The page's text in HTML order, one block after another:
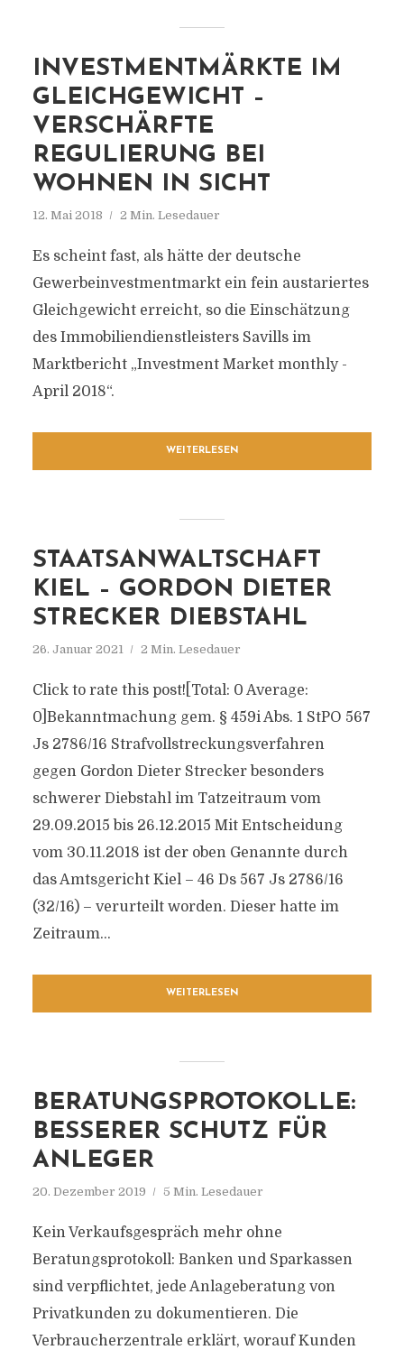
INVESTMENTMÄRKTE IM
GLEICHGEWICHT –
VERSCHÄRFTE
REGULIERUNG BEI
WOHNEN IN SICHT
12. Mai 2018 2 Min. Lesedauer
Es scheint fast, als hätte der deutsche
Gewerbeinvestmentmarkt ein fein austariertes
Gleichgewicht erreicht, so die Einschätzung
des Immobiliendienstleisters Savills im
Marktbericht „Investment Market monthly -
April 2018“.
WEITERLESEN
STAATSANWALTSCHAFT
KIEL – GORDON DIETER
STRECKER DIEBSTAHL
26. Januar 2021 2 Min. Lesedauer
Click to rate this post![Total: 0 Average:
0]Bekanntmachung gem. § 459i Abs. 1 StPO 567
Js 2786/​16 Strafvollstreckungsverfahren
gegen Gordon Dieter Strecker besonders
schwerer Diebstahl im Tatzeitraum vom
29.09.2015 bis 26.12.2015 Mit Entscheidung
vom 30.11.2018 ist der oben Genannte durch
das Amtsgericht Kiel – 46 Ds 567 Js 2786/​16
(32/​16) – verurteilt worden. Dieser hatte im
Zeitraum...
WEITERLESEN
BERATUNGSPROTOKOLLE:
BESSERER SCHUTZ FÜR
ANLEGER
20. Dezember 2019 5 Min. Lesedauer
Kein Verkaufsgespräch mehr ohne
Beratungsprotokoll: Banken und Sparkassen
sind verpflichtet, jede Anlageberatung von
Privatkunden zu dokumentieren. Die
Verbraucherzentrale erklärt, worauf Kunden